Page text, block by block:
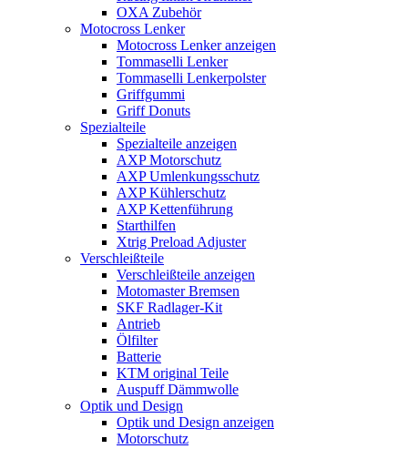
OXA Zubehör
Motocross Lenker
Motocross Lenker anzeigen
Tommaselli Lenker
Tommaselli Lenkerpolster
Griffgummi
Griff Donuts
Spezialteile
Spezialteile anzeigen
AXP Motorschutz
AXP Umlenkungsschutz
AXP Kühlerschutz
AXP Kettenführung
Starthilfen
Xtrig Preload Adjuster
Verschleißteile
Verschleißteile anzeigen
Motomaster Bremsen
SKF Radlager-Kit
Antrieb
Ölfilter
Batterie
KTM original Teile
Auspuff Dämmwolle
Optik und Design
Optik und Design anzeigen
Motorschutz